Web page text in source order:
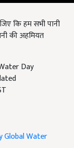
कि हम सभी पानी
की अहमियत
Day
Global Water